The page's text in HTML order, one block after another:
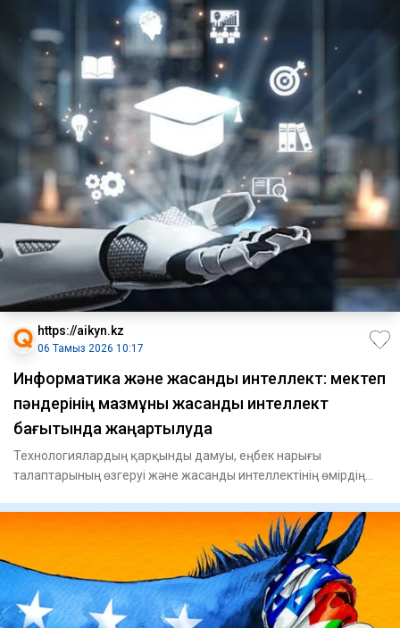
https://aikyn.kz
06 Тамыз 2026 10:17
Информатика және жасанды интеллект: мектеп
пәндерінің мазмұны жасанды интеллект
бағытында жаңартылуда
Технологиялардың қарқынды дамуы, еңбек нарығы
талаптарының өзгеруі және жасанды интеллектінің өмірдің